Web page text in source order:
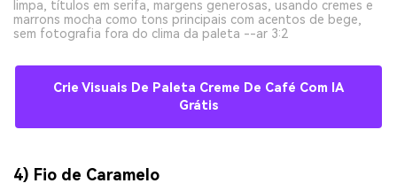
limpa, títulos em serifa, margens generosas, usando cremes e
marrons mocha como tons principais com acentos de bege,
sem fotografia fora do clima da paleta --ar 3:2
Crie Visuais De Paleta Creme De Café Com IA
Grátis
4) Fio de Caramelo